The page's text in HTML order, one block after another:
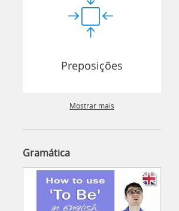
Preposições
Mostrar mais
Gramática